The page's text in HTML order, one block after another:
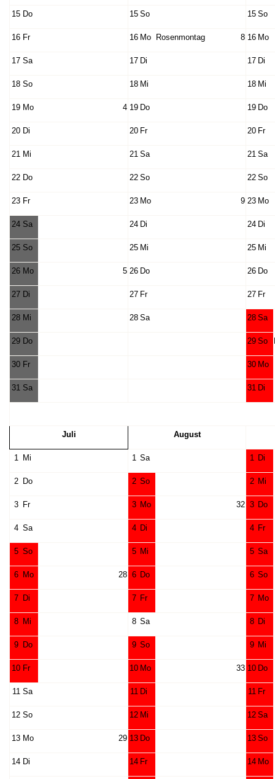
15 Do 15 So 15 So
16 Fr 16 Mo Rosenmontag 8 16 Mo
17 Sa 17 Di 17 Di
18 So 18 Mi 18 Mi
19 Mo 4 19 Do 19 Do
20 Di 20 Fr 20 Fr
21 Mi 21 Sa 21 Sa
22 Do 22 So 22 So
23 Fr 23 Mo 9 23 Mo
24 Sa 24 Di 24 Di
25 So 25 Mi 25 Mi
26 Mo 5 26 Do 26 Do
27 Di 27 Fr 27 Fr
28 Mi 28 Sa 28 Sa
29 Do 29 So
30 Fr 30 Mo
31 Sa 31 Di
Juli August
1 Mi 1 Sa 1 Di
2 Do 2 So 2 Mi
3 Fr 3 Mo 32 3 Do
4 Sa 4 Di 4 Fr
5 So 5 Mi 5 Sa
6 Mo 28 6 Do 6 So
7 Di 7 Fr 7 Mo
8 Mi 8 Sa 8 Di
9 Do 9 So 9 Mi
10 Fr 10 Mo 33 10 Do
11 Sa 11 Di 11 Fr
12 So 12 Mi 12 Sa
13 Mo 29 13 Do 13 So
14 Di 14 Fr 14 Mo